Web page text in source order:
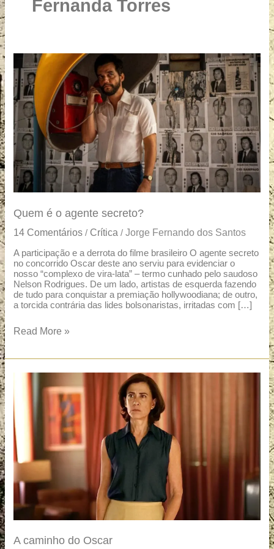
e
Fernanda Torres
Quem é o agente secreto?
14 Comentários / Crítica /Jorge Fernando dos Santos
A participação e a derrota do filme brasileiro O agente secreto
no concorrido Oscar deste ano serviu para evidenciar o
nosso “complexo de vira-lata” – termo cunhado pelo saudoso
Nelson Rodrigues. De um lado, artistas de esquerda fazendo
de tudo para conquistar a premiação hollywoodiana; de outro,
a torcida contrária das lides bolsonaristas, irritadas com […]
Quem
é
o
agente
secreto?
Read More »
A caminho do Oscar
caminho
do
Oscar